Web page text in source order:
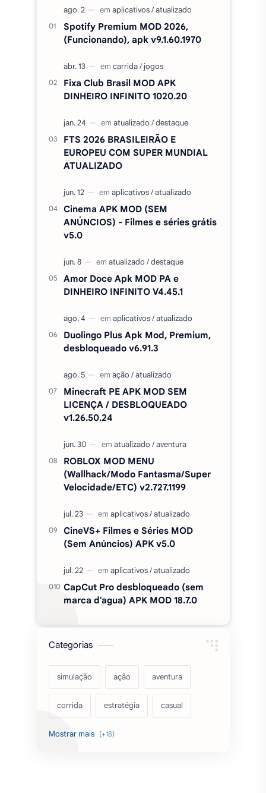
Spotify Premium MOD 2026,
(Funcionando), apk v9.1.60.1970
Fixa Club Brasil MOD APK
DINHEIRO INFINITO 1020.20
FTS 2026 BRASILEIRÃO E
EUROPEU COM SUPER MUNDIAL
ATUALIZADO
Cinema APK MOD (SEM
ANÚNCIOS) - Filmes e séries grátis
v5.0
Amor Doce Apk MOD PA e
DINHEIRO INFINITO V4.45.1
Duolingo Plus Apk Mod, Premium,
desbloqueado v6.91.3
Minecraft PE APK MOD SEM
LICENÇA / DESBLOQUEADO
v1.26.50.24
ROBLOX MOD MENU
(Wallhack/Modo Fantasma/Super
Velocidade/ETC) v2.727.1199
CineVS+ Filmes e Séries MOD
(Sem Anúncios) APK v5.0
CapCut Pro desbloqueado (sem
marca d'agua) APK MOD 18.7.0
Categorias
simulação ação aventura
corrida estratégia casual
acarde esportes